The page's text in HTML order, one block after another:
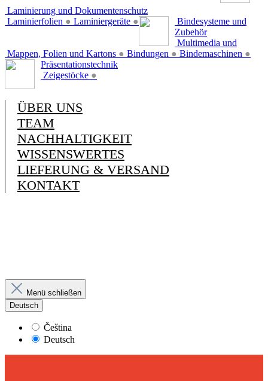
Laminierung und Dokumentenschutz
Laminierfolien ● Laminiergeräte ●
Bindesysteme und
Zubehör
Mappen, Folien und Kartons ● Bindungen ● Bindemaschinen ●
Multimedia und
Präsentationstechnik
Zeigestöcke ●
ÜBER UNS
TEAM
NACHHALTIGKEIT
WISSENSWERTES
LIEFERUNG & VERSAND
KONTAKT
Menü schließen
Deutsch
Čeština
Deutsch